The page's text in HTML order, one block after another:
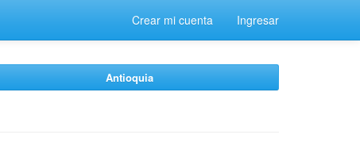
Crear mi cuenta Ingresar
Antioquia